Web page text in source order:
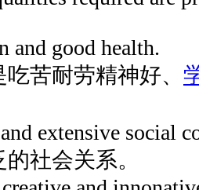
and good health.
苦耐劳精神好、
extensive social
社会关系。